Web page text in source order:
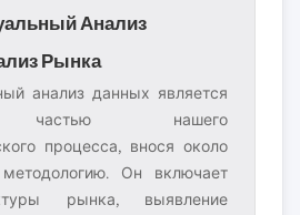
Анализ
Рынка
анализ данных является
частью нашего
процесса, внося около
Он включает
рынка, выявление